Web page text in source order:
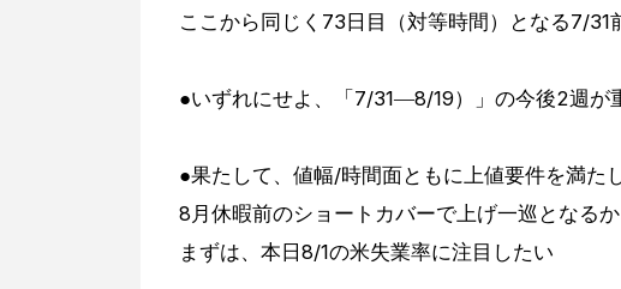
ここから同じく73日目（対等時間）となる7/31
●いずれにせよ、「7/31―8/19）」の今後2週が
●果たして、値幅/時間面ともに上値要件を満た
8月休暇前のショートカバーで上げ一巡となる
まずは、本日8/1の米失業率に注目したい